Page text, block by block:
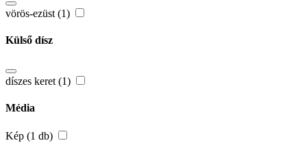
vörös-ezüst (1)
Külső dísz
díszes keret (1)
Média
Kép (1 db)